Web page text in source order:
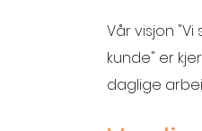
Vår visjon
kunde" er
daglige